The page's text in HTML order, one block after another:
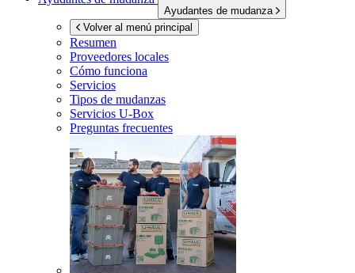
Ayudantes de mudanza
Volver al menú principal
Resumen
Proveedores locales
Cómo funciona
Servicios
Tipos de mudanzas
Servicios U-Box
Preguntas frecuentes